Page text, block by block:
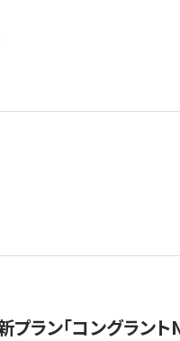
ラン「コングラント